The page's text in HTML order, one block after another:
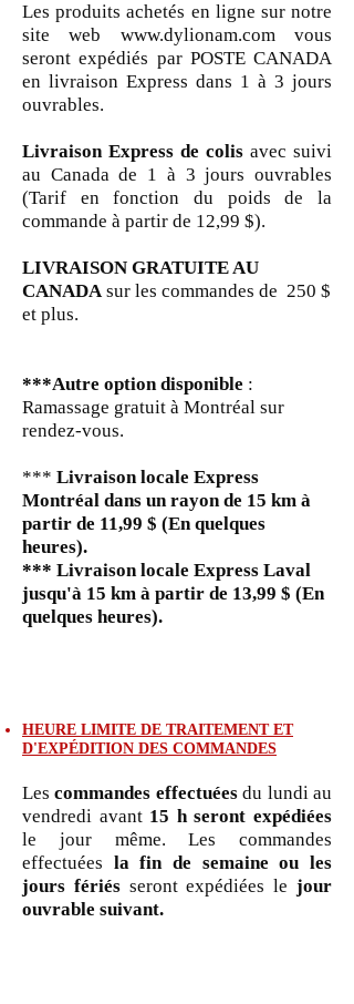
Les produits achetés en ligne sur notre
site web www.dylionam.comvous
seront expédiés par POSTE CANADA
en livraison Express dans 1 à 3 jours
ouvrables.
Livraison Express de colis avec suivi
au Canada de 1 à 3 jours ouvrables
(Tarif en fonction du poids de la
commande à partir de 12,99 $).
LIVRAISON GRATUITE AU
CANADAsur les commandes de 250 $
et plus.
***Autre option disponible :
Ramassage gratuit à Montréal sur
rendez-vous.
*** Livraison locale Express
Montréal dans un rayon de 15 km à
partir de 11,99 $ (En quelques
heures).
*** Livraison locale Express Laval
jusqu'à 15 km à partir de 13,99 $ (En
quelques heures).
HEURE LIMITE DE TRAITEMENT ET
D'EXPÉDITION DES COMMANDES
Lescommandes effectuéesdu lundi au
vendredi avant 15 h seront expédiées
le jour même. Les commandes
effectuées la fin de semaine ou les
jours fériésseront expédiées lejour
ouvrable suivant.